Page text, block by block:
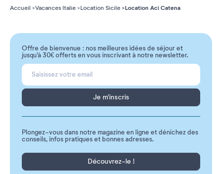
Accueil Vacances Italie Location Sicile Location Aci Catena
Offre de bienvenue : nos meilleures idées de séjour et
jusqu'à 30€ offerts en vous inscrivant à notre newsletter.
Je m'inscris
Plongez-vous dans notre magazine en ligne et dénichez des
conseils, infos pratiques et bonnes adresses.
Découvrez-le !